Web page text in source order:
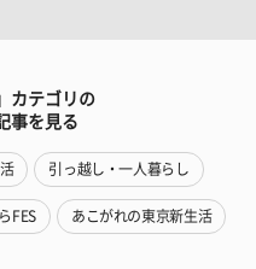
カテゴリの
事を見る
引っ越し・一人暮らし
FES あこがれの東京新生活